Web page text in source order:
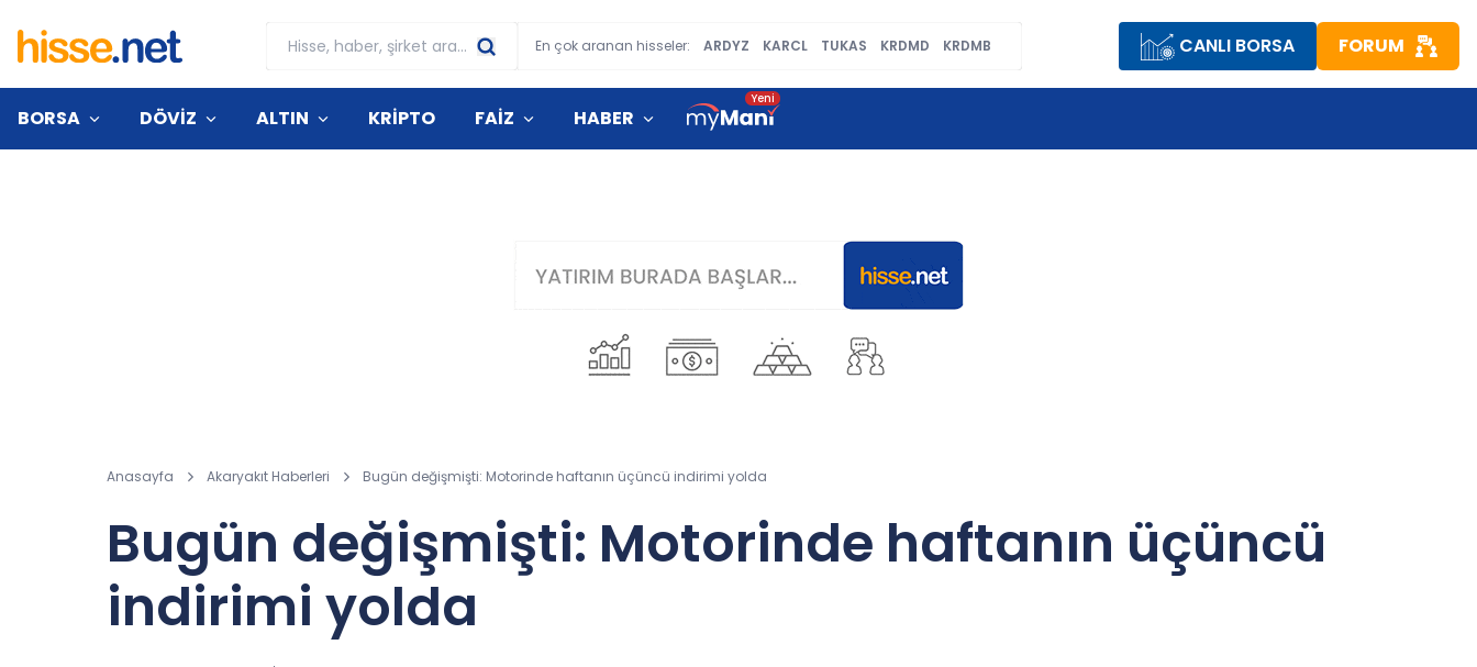
En çok aranan hisseler: ARDYZ KARCL TUKAS KRDMD KRDMB CANLI BORSA FORUM
BORSA DÖVİZ ALTIN KRİPTO FAİZ HABER
Anasayfa Akaryakıt Haberleri Bugün değişmişti: Motorinde haftanın üçüncü indirimi yolda
Bugün değişmişti: Motorinde haftanın üçüncü
indirimi yolda